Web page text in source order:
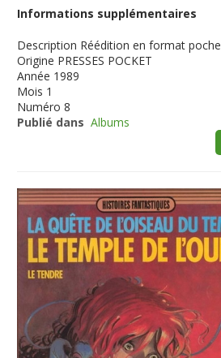
Informations supplémentaires
Description Réédition en format poche
Origine PRESSES POCKET
Année 1989
Mois 1
Numéro 8
Publié dans Albums